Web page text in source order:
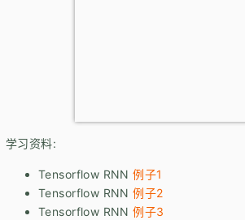
学习资料:
Tensorflow RNN例子1
Tensorflow RNN例子2
Tensorflow RNN例子3